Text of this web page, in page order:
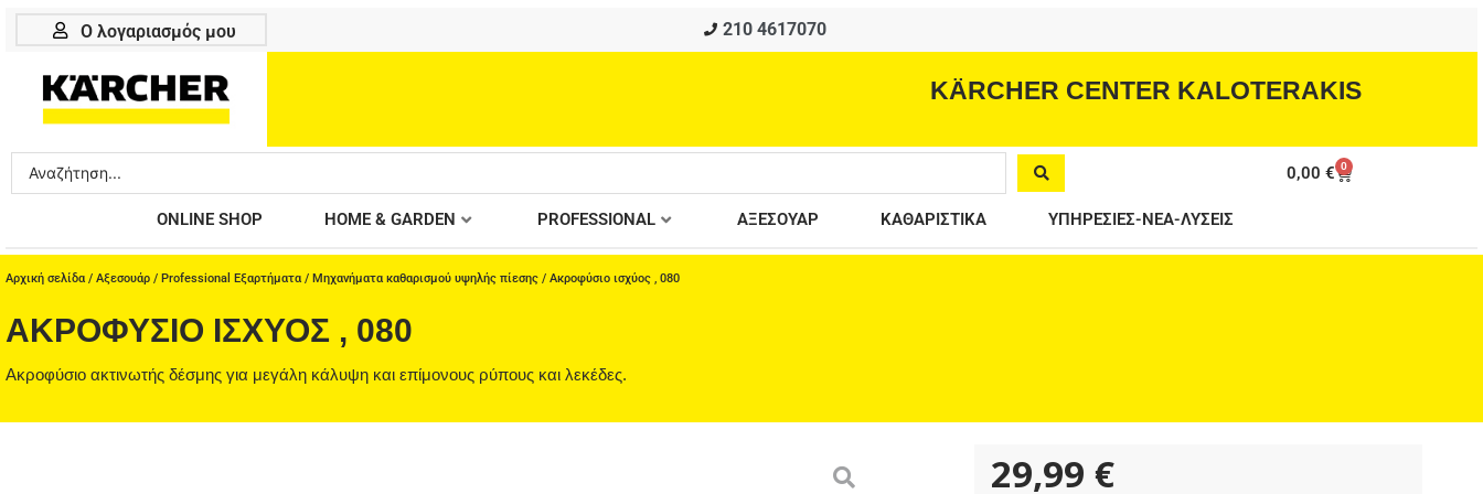
Μετάβαση
Ο λογαριασμός μου 210 4617070
KÄRCHER CENTER KALOTERAKIS
Search
...
0,00€ 0
Cart
ONLINE SHOP HOME & GARDEN PROFESSIONAL ΑΞΕΣΟΥΑΡ ΚΑΘΑΡΙΣΤΙΚΑ ΥΠΗΡΕΣΙΕΣ-ΝΕΑ-ΛΥΣΕΙΣ
Αρχική σελίδα / Αξεσουάρ / Professional Εξαρτήματα / Μηχανήματα καθαρισμού υψηλής πίεσης / Ακροφύσιο ισχύος , 080
ΑΚΡΟΦΎΣΙΟ ΙΣΧΎΟΣ , 080
Ακροφύσιο ακτινωτής δέσμης για μεγάλη κάλυψη και επίμονους ρύπους και λεκέδες.
29,99€